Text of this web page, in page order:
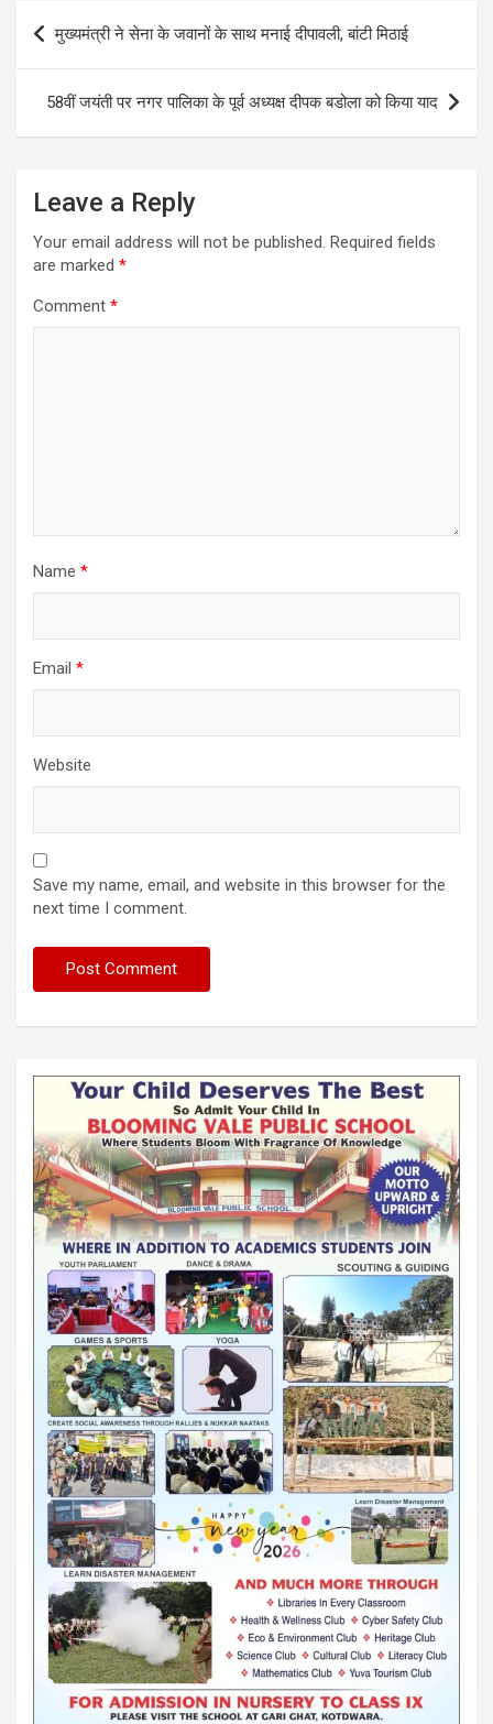
Post
navigation
मुख्यमंत्री ने सेना के जवानों के साथ मनाई दीपावली, बांटी मिठाई
58वीं जयंती पर नगर पालिका के पूर्व अध्यक्ष दीपक बडोला को किया याद
Leave a Reply
Your email address will not be published. Required fields
are marked *
Comment *
Name *
Email *
Website
Save my name, email, and website in this browser for the
next time I comment.